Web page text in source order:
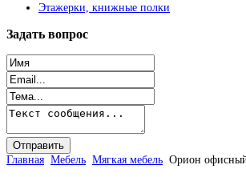
Этажерки, книжные полки
Задать вопрос
Главная Мебель Мягкая мебель Орион